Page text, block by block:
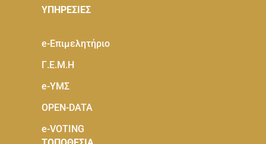
ΥΠΗΡΕΣΙΕΣ
e-Eπιμελητήριο
Γ.Ε.Μ.Η
e-ΥΜΣ
OPEN-DATA
e-VOTING